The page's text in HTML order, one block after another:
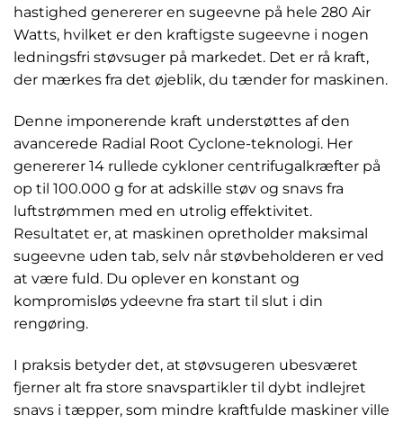
hastighed genererer en sugeevne på hele 280 Air
Watts, hvilket er den kraftigste sugeevne i nogen
ledningsfri støvsuger på markedet. Det er rå kraft,
der mærkes fra det øjeblik, du tænder for maskinen.
Denne imponerende kraft understøttes af den
avancerede Radial Root Cyclone-teknologi. Her
genererer 14 rullede cykloner centrifugalkræfter på
op til 100.000 g for at adskille støv og snavs fra
luftstrømmen med en utrolig effektivitet.
Resultatet er, at maskinen opretholder maksimal
sugeevne uden tab, selv når støvbeholderen er ved
at være fuld. Du oplever en konstant og
kompromisløs ydeevne fra start til slut i din
rengøring.
I praksis betyder det, at støvsugeren ubesværet
fjerner alt fra store snavspartikler til dybt indlejret
snavs i tæpper, som mindre kraftfulde maskiner ville